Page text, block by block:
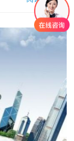
于当地时
亿美元，希望借此